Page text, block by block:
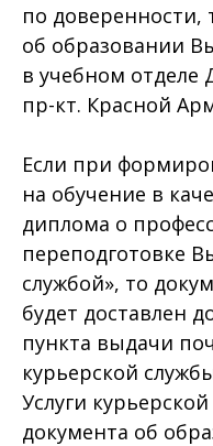
по доверенности,
об образовании
в учебном отделе
пр-кт. Красной
Если при
на обучение в
диплома о
переподготовке
службой», то
будет доставлен
пункта выдачи
курьерской
Услуги
документа об